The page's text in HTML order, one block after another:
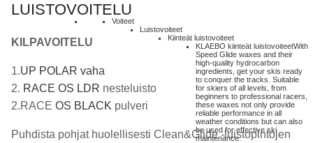
Voiteet
Luistovoiteet
Kiinteät luistovoiteet
KLAEBO kiinteät luistovoiteetWith
Speed Glide waxes and their
high-quality hydrocarbon
ingredients, get your skis ready
to conquer the tracks. Suitable
for skiers of all levels, from
beginners to professional racers,
these waxes not only provide
reliable performance in all
weather conditions but can also
be used for effective ski
maintenance.
LUISTOVOITELU
KILPAVOITELU
1.UP POLAR vaha
2. RACE OS LDR nesteluisto
2.RACE OS BLACK pulveri
Puhdista pohjat huolellisesti Clean&Glide -luistopintojen